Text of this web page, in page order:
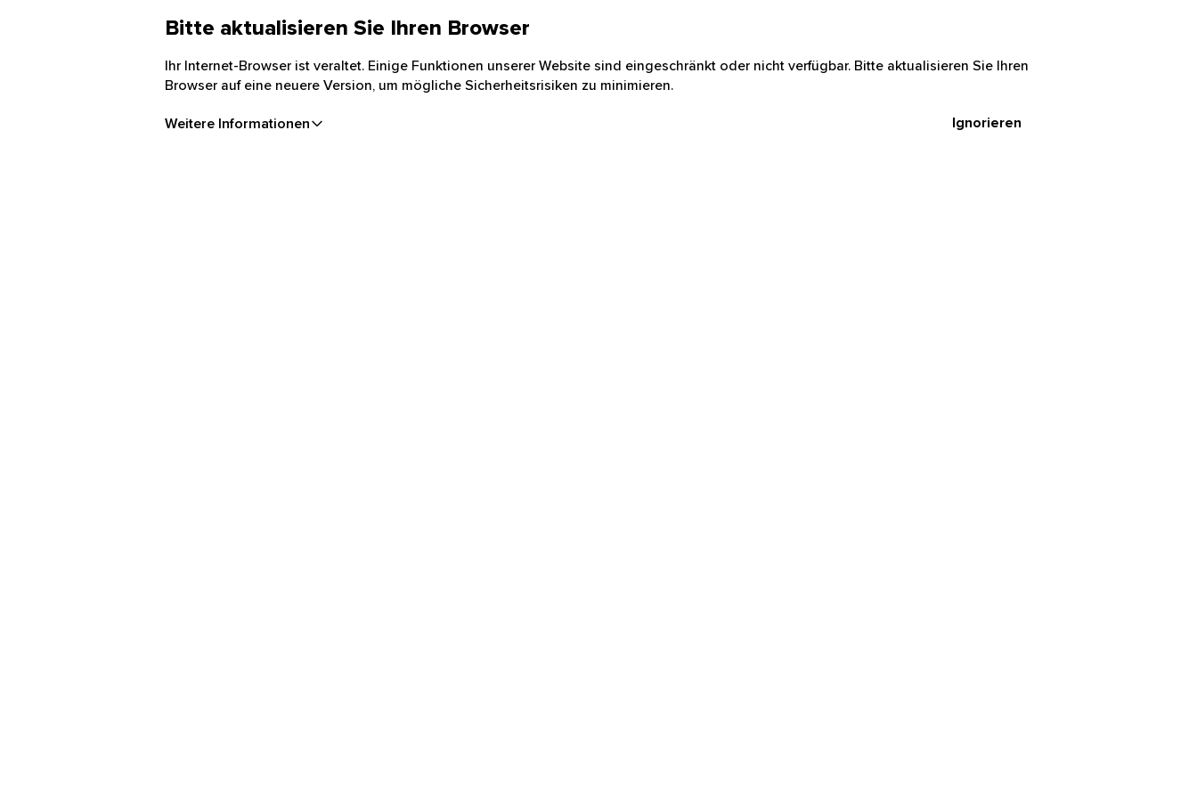
Bitte aktualisieren Sie Ihren Browser
Ihr Internet-Browser ist veraltet. Einige Funktionen unserer Website sind eingeschränkt oder nicht verfügbar. Bitte aktualisieren Sie Ihren
Browser auf eine neuere Version, um mögliche Sicherheitsrisiken zu minimieren.
Weitere Informationen Ignorieren